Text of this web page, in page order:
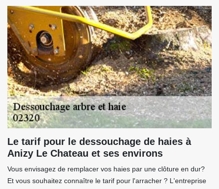
Le tarif pour le dessouchage de haies à
Anizy Le Chateau et ses environs
Vous envisagez de remplacer vos haies par une clôture en dur?
Et vous souhaitez connaître le tarif pour l'arracher ? L'entreprise